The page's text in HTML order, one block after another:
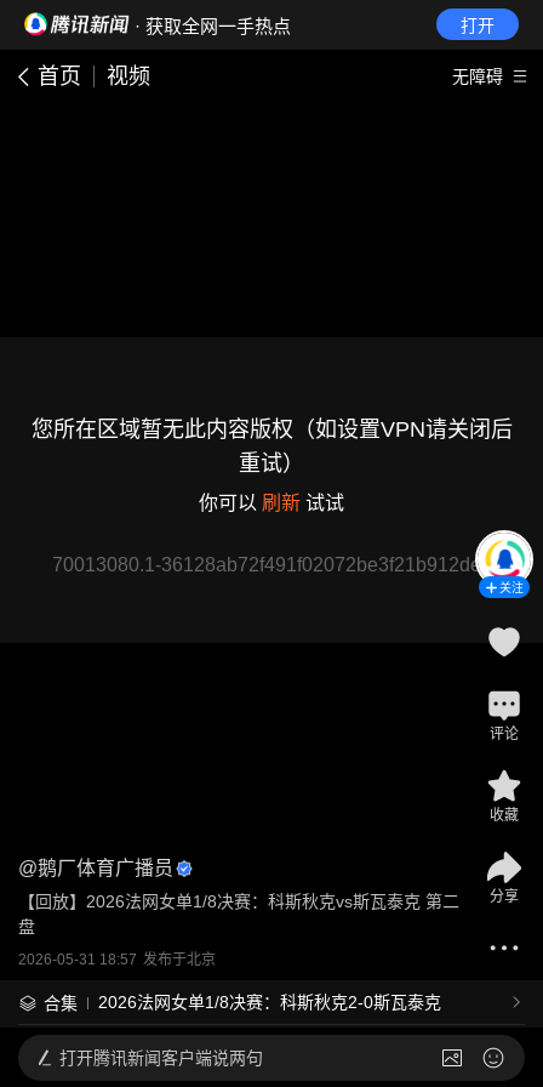
· 获取全网一手热点 打开
首页 视频 无障碍
您所在区域暂无此内容版权（如设置VPN请关闭后
重试）
你可以 刷新 试试
70013080.1-36128ab72f491f02072be3f21b912dee
@鹅厂体育广播员
【回放】2026法网女单1/8决赛：科斯秋克vs斯瓦泰克 第二
盘
2026-05-31 18:57 发布于北京
合集 2026法网女单1/8决赛：科斯秋克2-0斯瓦泰克
关注
评论
收藏
分享
打开腾讯新闻客户端说两句